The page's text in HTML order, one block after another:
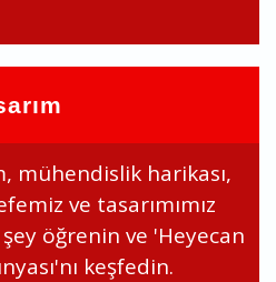
mühendislik harikası,
ve tasarımımız
öğrenin ve 'Heyecan
keşfedin.